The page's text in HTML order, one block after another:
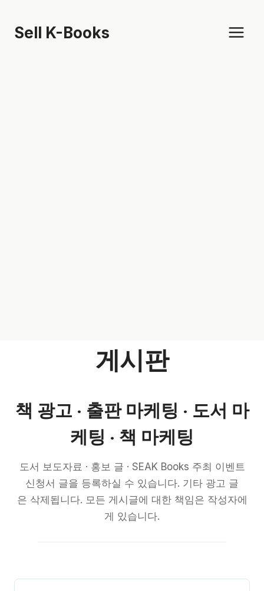
content
Sell K-Books
게시판
책 광고 · 출판 마케팅 · 도서 마
케팅 · 책 마케팅
도서 보도자료 · 홍보 글 · SEAK Books 주최 이벤트
신청서 글을 등록하실 수 있습니다. 기타 광고 글
은 삭제됩니다. 모든 게시글에 대한 책임은 작성자에
게 있습니다.